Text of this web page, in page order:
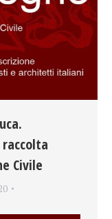
raccolta
Civile